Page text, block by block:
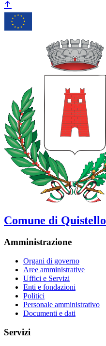
Comune di Quistello
Amministrazione
Organi di governo
Aree amministrative
Uffici e Servizi
Enti e fondazioni
Politici
Personale amministrativo
Documenti e dati
Servizi